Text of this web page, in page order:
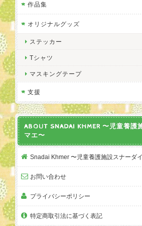
作品集
オリジナルグッズ
ステッカー
Tシャツ
マスキングテープ
支援
ABOUT SNADAI KHMER 〜児童養護
マエ〜
Snadai Khmer 〜児童養護施設スナーダ
お問い合わせ
プライバシーポリシー
特定商取引法に基づく表記